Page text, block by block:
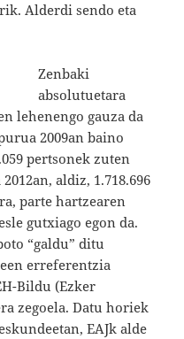
Alderdi sendo eta
Zenbaki
absolutuetara
lehenengo gauza da
2009an baino
pertsonek zuten
aldiz, 1.718.696
parte hartzearen
gutxiago egon da.
“galdu” ditu
erreferentzia
Bildu (Ezker
zegoela. Datu horiek
EAJk alde